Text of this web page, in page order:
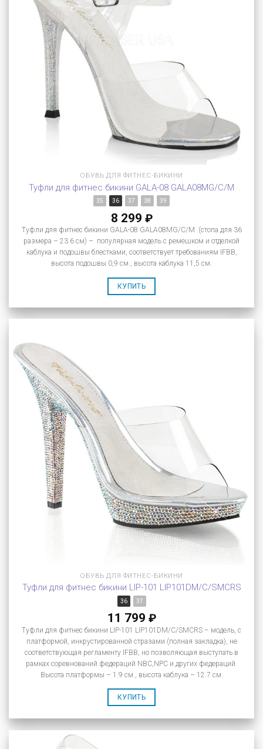
ОБУВЬ ДЛЯ ФИТНЕС-БИКИНИ
Туфли для фитнес бикини GALA-08 GALA08MG/C/M
35 36 37 38 39
8 299 ₽
Туфли для фитнес бикини GALA-08 GALA08MG/C/M (стопа для 36
размера – 23.6 см) – популярная модель с ремешком и отделкой
каблука и подошвы блестками, соответствует требованиям IFBB,
высота подошвы 0,9 см., высота каблука 11,5 см.
КУПИТЬ
ОБУВЬ ДЛЯ ФИТНЕС-БИКИНИ
Туфли для фитнес бикини LIP-101 LIP101DM/C/SMCRS
36 37
11 799 ₽
Туфли для фитнес бикини LIP-101 LIP101DM/C/SMCRS – модель, с
платформой, инкрустированной стразами (полная закладка), не
соответствующая регламенту IFBB, но позволяющая выступать в
рамках соревнований федераций NBC,NPC и других федераций.
Высота платформы – 1.9 см., высота каблука – 12.7 см.
КУПИТЬ